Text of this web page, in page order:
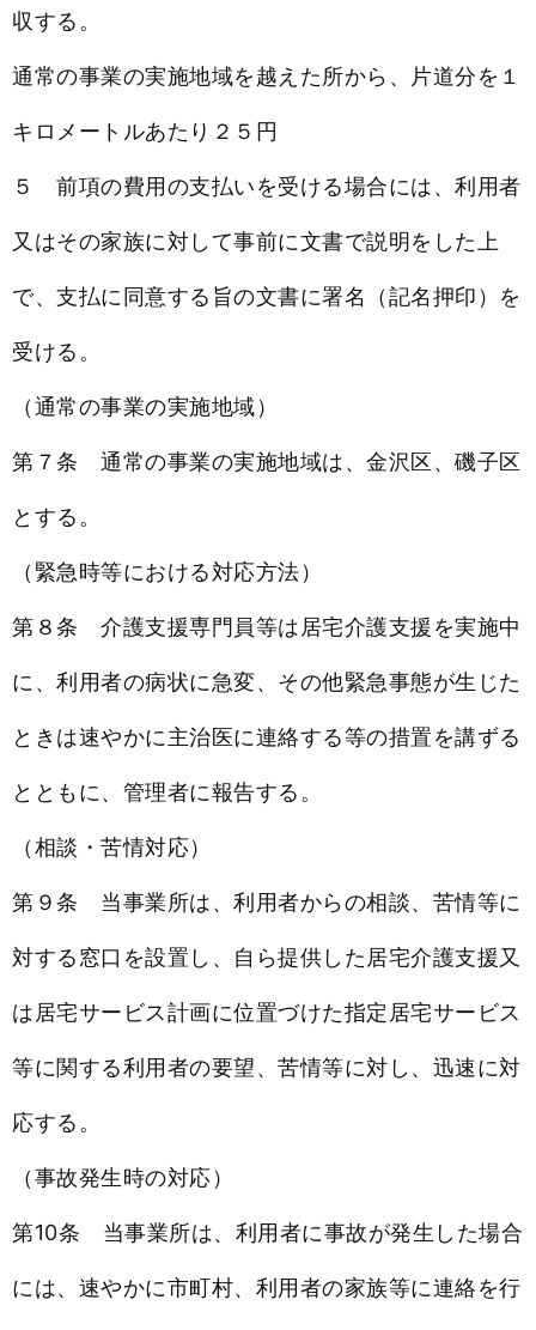
収する。
通常の事業の実施地域を越えた所から、片道分を１
キロメートルあたり２５円
５ 前項の費用の支払いを受ける場合には、利用者
又はその家族に対して事前に文書で説明をした上
で、支払に同意する旨の文書に署名（記名押印）を
受ける。
（通常の事業の実施地域）
第７条 通常の事業の実施地域は、金沢区、磯子区
とする。
（緊急時等における対応方法）
第８条 介護支援専門員等は居宅介護支援を実施中
に、利用者の病状に急変、その他緊急事態が生じた
ときは速やかに主治医に連絡する等の措置を講ずる
とともに、管理者に報告する。
（相談・苦情対応）
第９条 当事業所は、利用者からの相談、苦情等に
対する窓口を設置し、自ら提供した居宅介護支援又
は居宅サービス計画に位置づけた指定居宅サービス
等に関する利用者の要望、苦情等に対し、迅速に対
応する。
（事故発生時の対応）
第10条 当事業所は、利用者に事故が発生した場合
には、速やかに市町村、利用者の家族等に連絡を行